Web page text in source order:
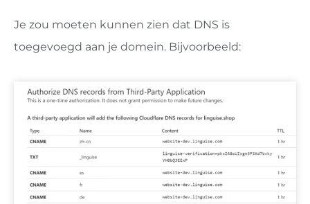
Je zou moeten kunnen zien dat DNS is
toegevoegd aan je domein. Bijvoorbeeld: